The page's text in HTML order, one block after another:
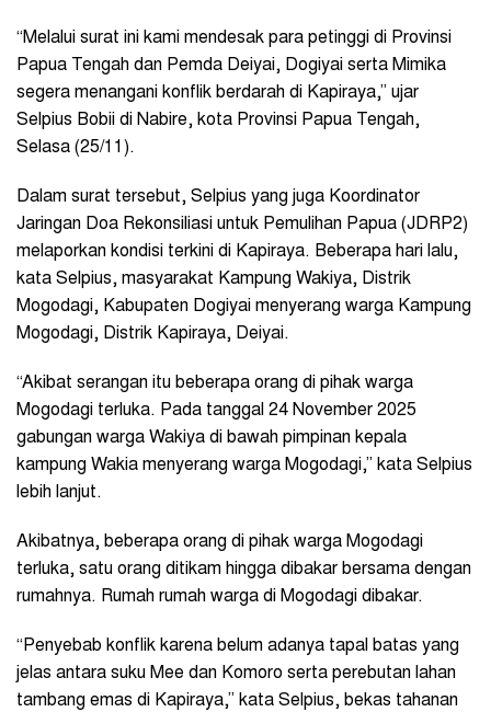
“Melalui surat ini kami mendesak para petinggi di Provinsi
Papua Tengah dan Pemda Deiyai, Dogiyai serta Mimika
segera menangani konflik berdarah di Kapiraya,” ujar
Selpius Bobii di Nabire, kota Provinsi Papua Tengah,
Selasa (25/11).
Dalam surat tersebut, Selpius yang juga Koordinator
Jaringan Doa Rekonsiliasi untuk Pemulihan Papua (JDRP2)
melaporkan kondisi terkini di Kapiraya. Beberapa hari lalu,
kata Selpius, masyarakat Kampung Wakiya, Distrik
Mogodagi, Kabupaten Dogiyai menyerang warga Kampung
Mogodagi, Distrik Kapiraya, Deiyai.
“Akibat serangan itu beberapa orang di pihak warga
Mogodagi terluka. Pada tanggal 24 November 2025
gabungan warga Wakiya di bawah pimpinan kepala
kampung Wakia menyerang warga Mogodagi,” kata Selpius
lebih lanjut.
Akibatnya, beberapa orang di pihak warga Mogodagi
terluka, satu orang ditikam hingga dibakar bersama dengan
rumahnya. Rumah rumah warga di Mogodagi dibakar.
“Penyebab konflik karena belum adanya tapal batas yang
jelas antara suku Mee dan Komoro serta perebutan lahan
tambang emas di Kapiraya,” kata Selpius, bekas tahanan